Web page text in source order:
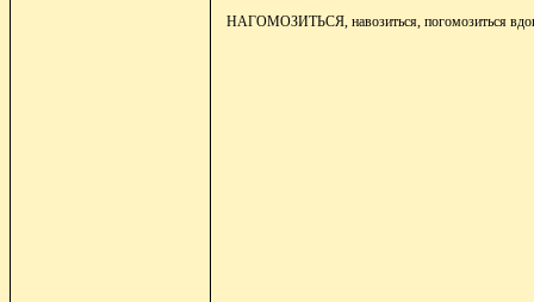
НАГОМОЗИТЬСЯ, навозиться, погомозиться